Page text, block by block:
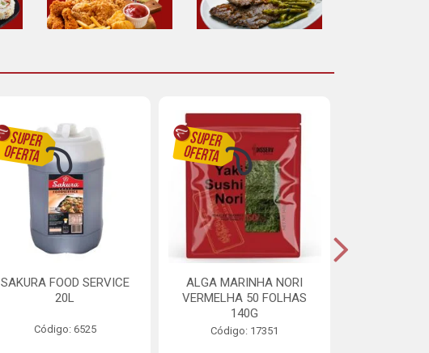
SAKURA FOOD SERVICE
20L
Código: 6525
ALGA MARINHA NORI
VERMELHA 50 FOLHAS
140G
Código: 17351